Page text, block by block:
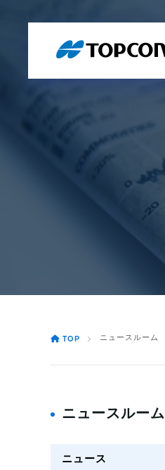
TOP ニュースルーム
ニュースルーム
ニュース